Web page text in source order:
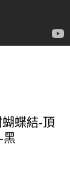
蝴蝶結-頂
黑